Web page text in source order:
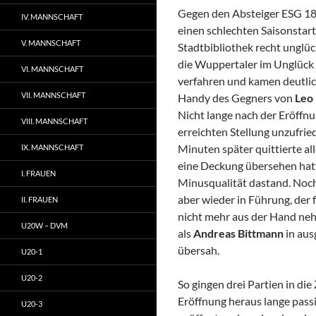
Gegen den Absteiger ESG
einen schlechten
Stadtbibliothek recht
die Wuppertaler im
verfahren und kamen
Handy des Gegners von Leo
Nicht lange nach der
erreichten Stellung
Minuten später quittierte
eine Deckung übersehen
Minusqualität dastand.
aber wieder in Führung,
nicht mehr aus der Hand
alsAndreas Bittmann in
übersah.
So gingen drei Partien in
Eröffnung heraus lange
IV. MANNSCHAFT
V. MANNSCHAFT
VI. MANNSCHAFT
VII. MANNSCHAFT
VIII. MANNSCHAFT
IX. MANNSCHAFT
I. FRAUEN
II. FRAUEN
U20W – DVM
U20-1
U20-2
U20-3